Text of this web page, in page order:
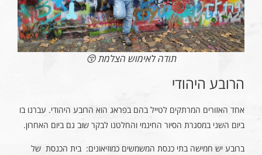
תודה לאימוש הצלמת 😚
הרובע היהודי
אחד האזורים המרתקים לטייל בהם בפראג הוא הרובע היהודי. עברנו בו
ביום השני במסגרת הסיור החינמי והחלטנו לבקר שוב גם ביום האחרון.
ברובע יש חמישה בתי כנסת המשמשים כמוזיאונים: בית הכנסת של